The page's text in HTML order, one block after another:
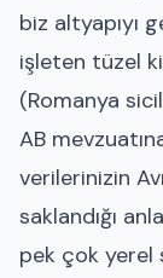
biz altyapıyı
işleten tüzel
(Romanya
AB
verilerinizin
saklandığı
pek çok yerel